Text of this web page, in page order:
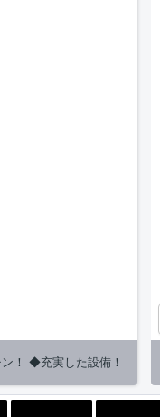
！ ◆充実した設備！